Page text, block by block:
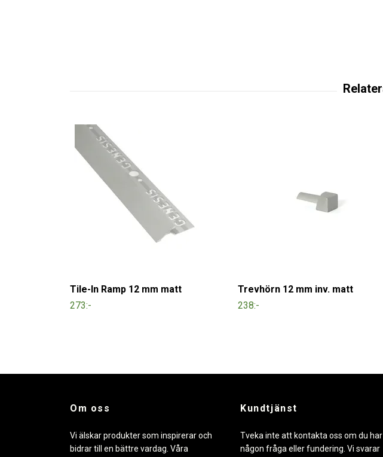
Tile-In Ramp 12 mm matt
273:-
Trevhörn 12 mm inv. matt
238:-
Om oss
Vi älskar produkter som inspirerar och
bidrar till en bättre vardag. Våra
Kundtjänst
Tveka inte att kontakta oss om du har
någon fråga eller fundering. Vi svarar